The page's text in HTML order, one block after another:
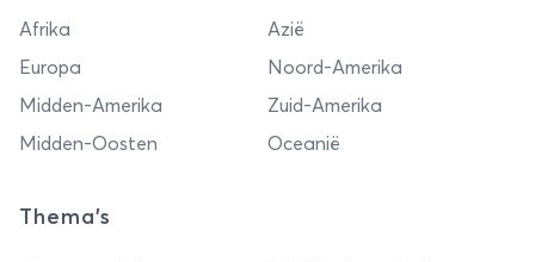
Afrika
Azië
Europa
Noord-Amerika
Midden-Amerika
Zuid-Amerika
Midden-Oosten
Oceanië
Thema's